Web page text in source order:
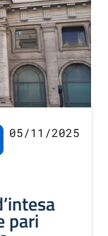
05/11/2025
pari